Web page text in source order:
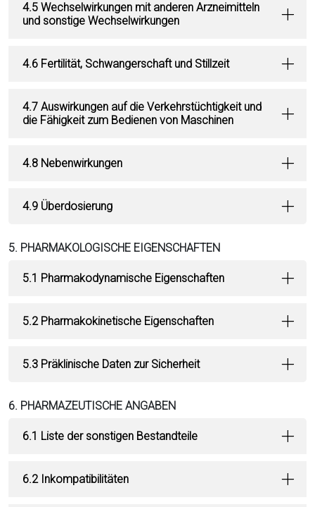
4.5 Wechselwirkungen mit anderen Arzneimitteln
und sonstige Wechselwirkungen
4.6 Fertilität, Schwangerschaft und Stillzeit
4.7 Auswirkungen auf die Verkehrstüchtigkeit und
die Fähigkeit zum Bedienen von Maschinen
4.8 Nebenwirkungen
4.9 Überdosierung
5. PHARMAKOLOGISCHE EIGENSCHAFTEN
5.1 Pharmakodynamische Eigenschaften
5.2 Pharmakokinetische Eigenschaften
5.3 Präklinische Daten zur Sicherheit
6. PHARMAZEUTISCHE ANGABEN
6.1 Liste der sonstigen Bestandteile
6.2 Inkompatibilitäten